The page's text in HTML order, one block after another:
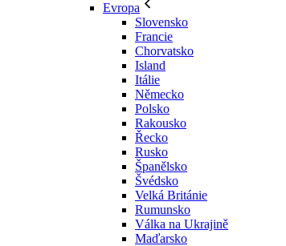
Evropa
Slovensko
Francie
Chorvatsko
Island
Itálie
Německo
Polsko
Rakousko
Řecko
Rusko
Španělsko
Švédsko
Velká Británie
Rumunsko
Válka na Ukrajině
Maďarsko